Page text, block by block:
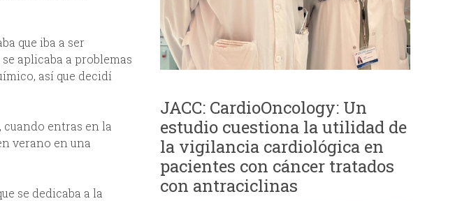
que iba a ser
aplicaba a problemas
así que decidí
cuando entras en la
verano en una
se dedicaba a la
JACC: CardioOncology: Un
estudio cuestiona la utilidad de
la vigilancia cardiológica en
pacientes con cáncer tratados
con antraciclinas